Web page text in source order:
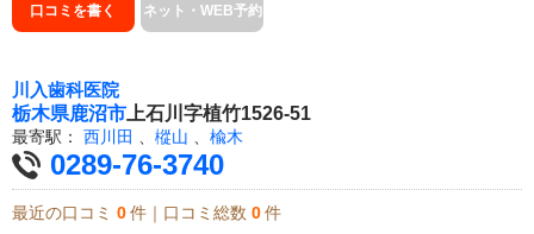
口コミを書く ネット・WEB予約
川入歯科医院
栃木県鹿沼市 上石川字植竹1526-51
最寄駅： 西川田 樅山 楡木
0289-76-3740
最近の口コミ 0 件｜口コミ総数 0 件